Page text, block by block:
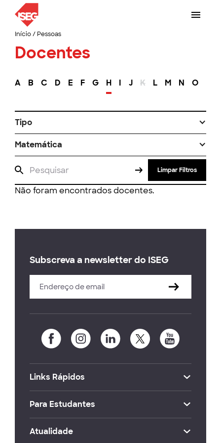
Início/ Pessoas
Docentes
A B C D E F G H I J K L M N O
Tipo
Matemática
Limpar Filtros
Não foram encontrados docentes.
Subscreva a newsletter do ISEG
Links Rápidos
Para Estudantes
Atualidade